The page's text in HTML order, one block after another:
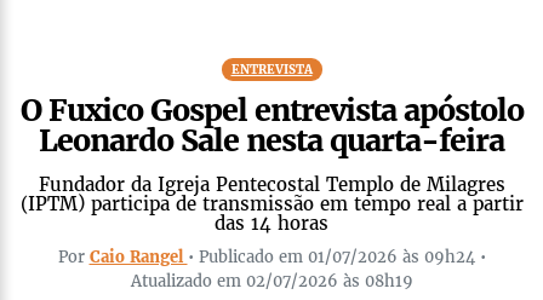
ENTREVISTA
O Fuxico Gospel entrevista apóstolo
Leonardo Sale nesta quarta-feira
Fundador da Igreja Pentecostal Templo de Milagres
(IPTM) participa de transmissão em tempo real a partir
das 14 horas
Por Caio Rangel • Publicado em 01/07/2026 às 09h24 •
Atualizado em 02/07/2026 às 08h19